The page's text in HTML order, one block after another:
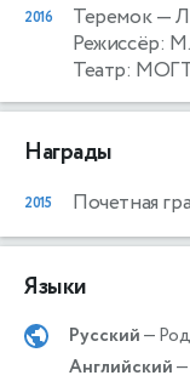
2016 Теремок—
Режиссёр:
Театр:
Награды
2015 Почетная
Языки
Русский—
Английский